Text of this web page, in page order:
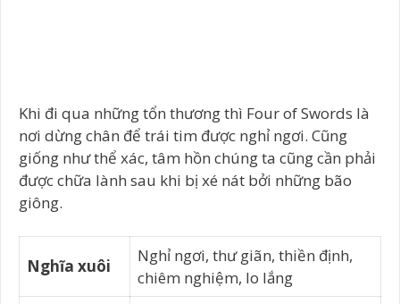
Khi đi qua những tổn thương thì Four of Swords là
nơi dừng chân để trái tim được nghỉ ngơi. Cũng
giống như thể xác, tâm hồn chúng ta cũng cần phải
được chữa lành sau khi bị xé nát bởi những bão
giông.
Nghĩa xuôi
Nghỉ ngơi, thư giãn, thiền định,
chiêm nghiệm, lo lắng